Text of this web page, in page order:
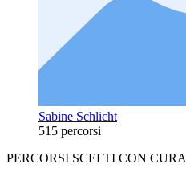
Sabine Schlicht
515 percorsi
PERCORSI SCELTI CON CURA